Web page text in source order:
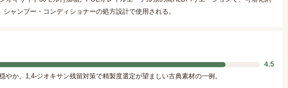
ャンプー・コンディショナーの処方設計で使用される。
4.5
やか。1,4-ジオキサン残留対策で精製度選定が望ましい古典素材の一例。